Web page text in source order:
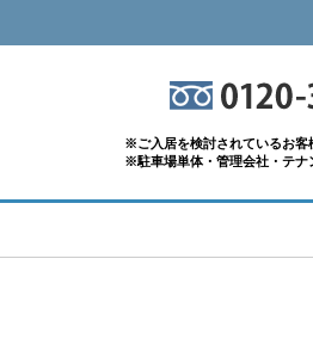
※ご入居を検討されているお客
※駐車場単体・管理会社・テナ